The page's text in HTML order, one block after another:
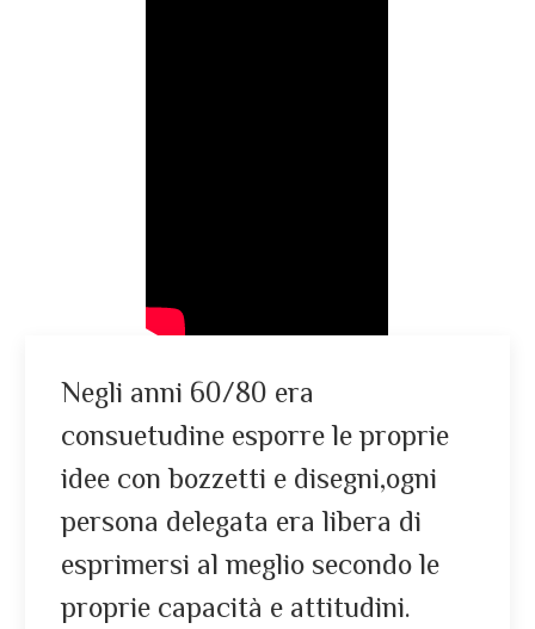
Negli anni 60/80 era
consuetudine esporre le proprie
idee con bozzetti e disegni,ogni
persona delegata era libera di
esprimersi al meglio secondo le
proprie capacità e attitudini.